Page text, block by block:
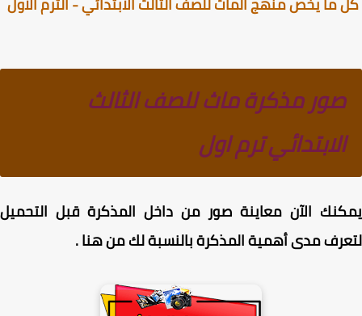
صور مذكرة ماث للصف الثالث
الابتدائي ترم اول
الآن معاينة صور من داخل المذكرة قبل التحميل
مدى أهمية المذكرة بالنسبة لك من هنا .